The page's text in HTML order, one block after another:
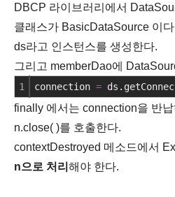
DBCP 라이브러리에서
클래스가 BasicDataSource 이
ds라고 인스턴스를 생성한다.
그리고 memberDao에
1 connection =
finally 에서는 connection을 반
n.close( )를 호출한다.
contextDestroyed 메소드에서
n으로 처리 해야 한다.